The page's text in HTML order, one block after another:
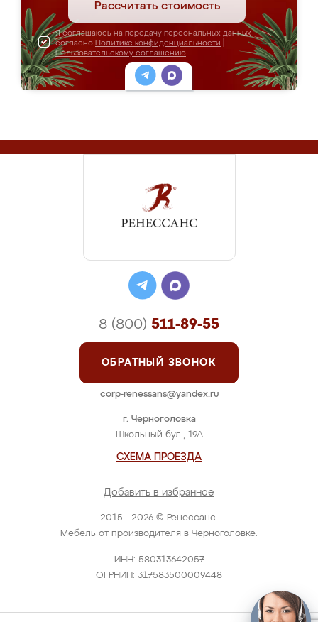
Рассчитать стоимость
Я соглашаюсь на передачу персональных данных
согласно Политике конфиденциальности
Пользовательскому соглашению
2015 - 2026 © Ренессанс.
Мебель от производителя в Черноголовке.
ИНН: 580313642057
ОГРНИП: 317583500009448
г. Черноголовка
Школьный бул., 19А
СХЕМА ПРОЕЗДА
Добавить в избранное
8 (800) 511-89-55
ОБРАТНЫЙ ЗВОНОК
corp-renessans@yandex.ru